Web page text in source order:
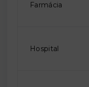
Farmácia
Hospital